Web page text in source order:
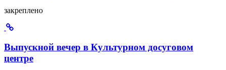
закреплено
Выпускной вечер в Культурном досуговом
центре